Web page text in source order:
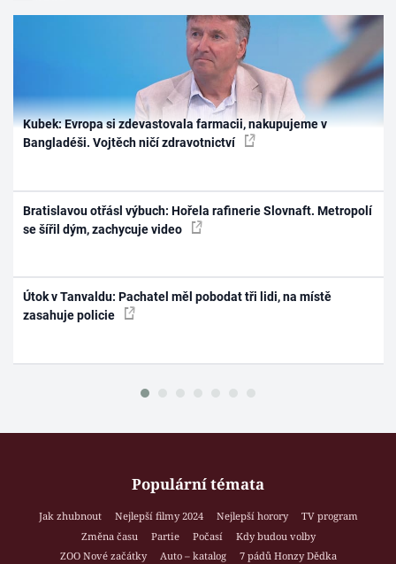
Kubek: Evropa si zdevastovala farmacii, nakupujeme v
Bangladéši. Vojtěch ničí zdravotnictví
Bratislavou otřásl výbuch: Hořela rafinerie Slovnaft. Metropolí
se šířil dým, zachycuje video
Útok v Tanvaldu: Pachatel měl pobodat tři lidi, na místě
zasahuje policie
Populární témata
Jak zhubnout Nejlepší filmy 2024 Nejlepší horory
TV program
Změna času
Partie Počasí
Kdy budou volby
ZOO Nové začátky
Auto – katalog
7 pádů Honzy Dědka